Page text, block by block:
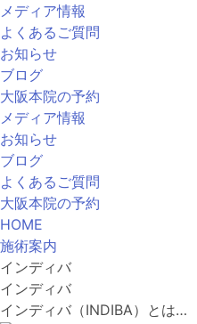
メディア情報
よくあるご質問
お知らせ
ブログ
大阪本院の予約
メディア情報
お知らせ
ブログ
よくあるご質問
大阪本院の予約
HOME
施術案内
インディバ
インディバ
インディバ（INDIBA）とは…